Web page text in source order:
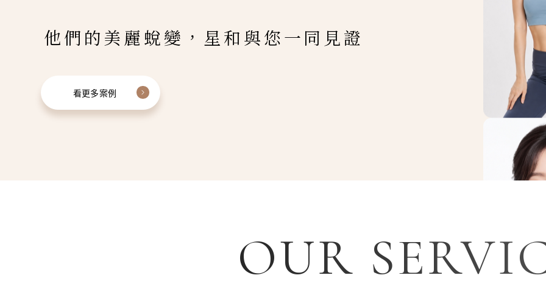
他們的美麗蛻變，星和與您一同見證
看更多案例
OUR